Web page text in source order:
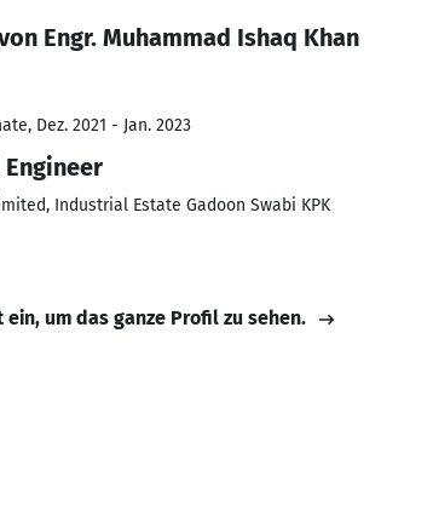
Engr. Muhammad Ishaq Khan
Dez. 2021 - Jan. 2023
Industrial Estate Gadoon Swabi KPK
ein, um das ganze Profil zu sehen.